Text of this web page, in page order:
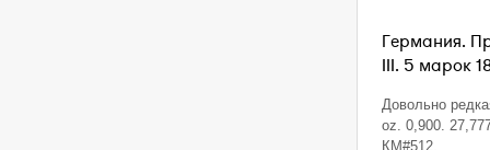
Германия.
III. 5 марок
Довольно
oz. 0,900.
КМ#512.